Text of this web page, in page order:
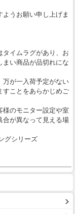
うお願い申し上げま
タイムラグがあり、お
まい商品が品切れにな
万が一入荷予定がない
すことをあらかじめご
様のモニター設定や室
合が異なって見える場
グシリーズ